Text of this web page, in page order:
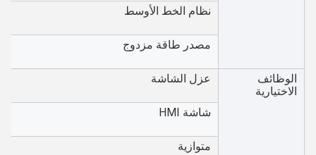
نظام الخط الأوسط
مصدر طاقة مزدوج
الوظائف
الاختيارية
عزل الشاشة
شاشة HMI
متوازية